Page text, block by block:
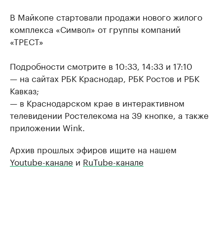
В Майкопе стартовали продажи нового жилого
комплекса «Символ» от группы компаний
«ТРЕСТ»
Подробности смотрите в 10:33, 14:33 и 17:10
— на сайтах РБК Краснодар, РБК Ростов и РБК
Кавказ;
— в Краснодарском крае в интерактивном
телевидении Ростелекома на 39 кнопке, а также
приложении Wink.
Архив прошлых эфиров ищите на нашем
Youtube-канале и RuTube-канале